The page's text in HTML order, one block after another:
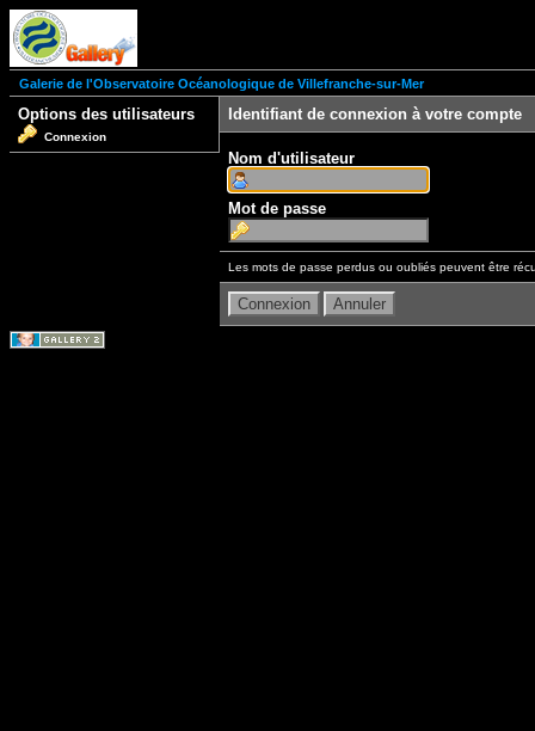
Galerie de l'Observatoire Océanologique de Villefranche-sur-Mer
Options des utilisateurs
Connexion
Identifiant de connexion à votre compte
Nom d'utilisateur
Mot de passe
Les mots de passe perdus ou oubliés peuvent être